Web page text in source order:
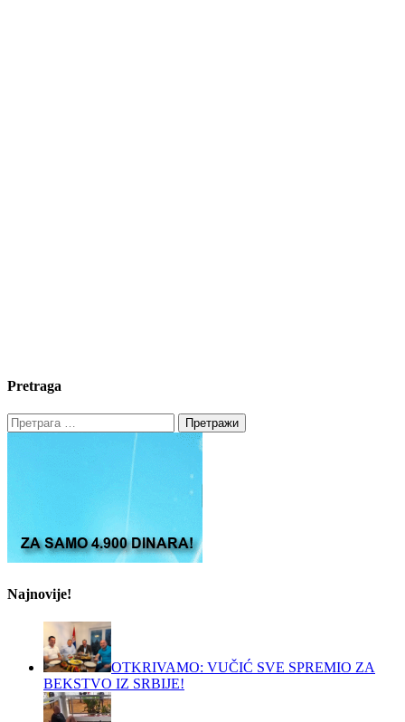
Pretraga
Претрага
за:
Najnovije!
OTKRIVAMO: VUČIĆ SVE SPREMIO ZA
BEKSTVO IZ SRBIJE!